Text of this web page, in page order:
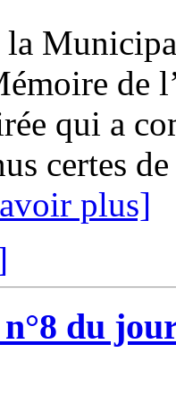
la
de
qui a
certes
plus]
du